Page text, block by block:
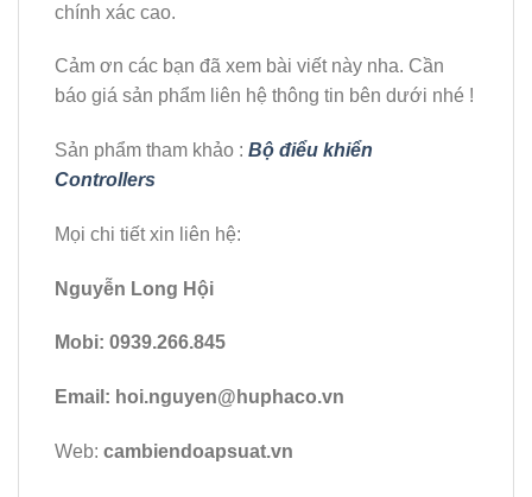
chính xác cao.
Cảm ơn các bạn đã xem bài viết này nha. Cần
báo giá sản phẩm liên hệ thông tin bên dưới nhé !
Sản phẩm tham khảo : Bộ điểu khiển
Controllers
Mọi chi tiết xin liên hệ:
Nguyễn Long Hội
Mobi: 0939.266.845
Email: hoi.nguyen@huphaco.vn
Web: cambiendoapsuat.vn